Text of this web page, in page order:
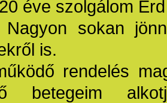
éve szolgálom
Nagyon sokan
is.
rendelés
betegeim